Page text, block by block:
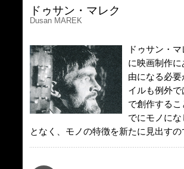
ドゥサン・マレク
Dusan MAREK
ドゥサン・
に映画制作
由になる必
イルも例外
で創作する
でにモノに
となく、モノの特徴を新たに見出すの